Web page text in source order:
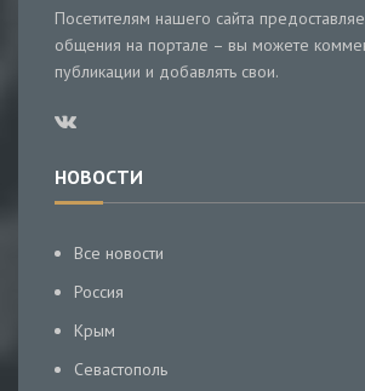
Посетителям нашего сайта
общения на портале – вы можете
публикации и добавлять свои.
НОВОСТИ
Все новости
Россия
Крым
Севастополь